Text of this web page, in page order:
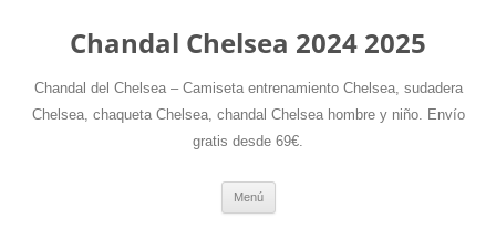
Chandal Chelsea 2024 2025
Chandal del Chelsea – Camiseta entrenamiento Chelsea, sudadera
Chelsea, chaqueta Chelsea, chandal Chelsea hombre y niño. Envío
gratis desde 69€.
Menú